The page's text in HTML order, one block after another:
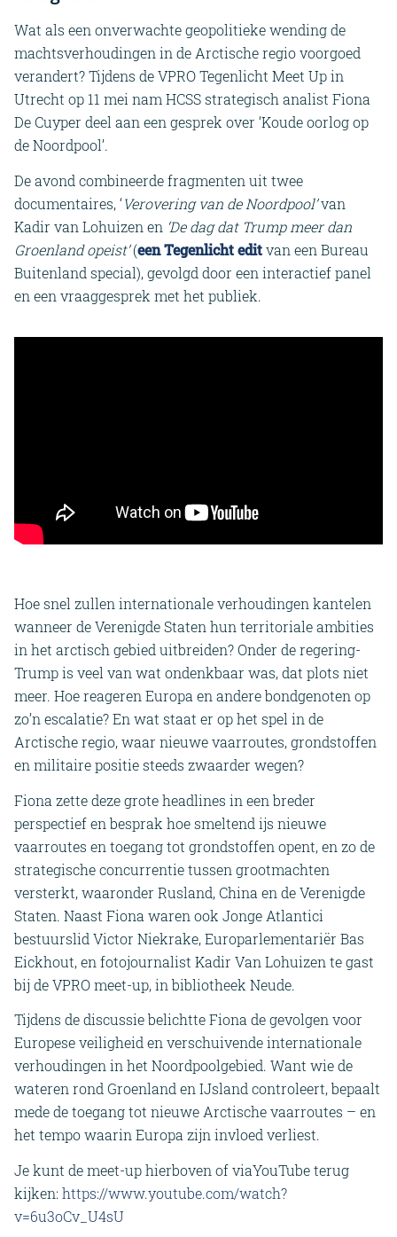
Wat als een onverwachte geopolitieke wending de
machtsverhoudingen in de Arctische regio voorgoed
verandert? Tijdens de VPRO Tegenlicht Meet Up in
Utrecht op 11 mei nam HCSS strategisch analist Fiona
De Cuyper deel aan een gesprek over ‘Koude oorlog op
de Noordpool’.
De avond combineerde fragmenten uit twee
documentaires, ‘Verovering van de Noordpool’van
Kadir van Lohuizen en ‘De dag dat Trump meer dan
Groenland opeist’(een Tegenlicht editvan een Bureau
Buitenland special), gevolgd door een interactief panel
en een vraaggesprek met het publiek.
Hoe snel zullen internationale verhoudingen kantelen
wanneer de Verenigde Staten hun territoriale ambities
in het arctisch gebied uitbreiden? Onder de regering-
Trump is veel van wat ondenkbaar was, dat plots niet
meer. Hoe reageren Europa en andere bondgenoten op
zo’n escalatie? En wat staat er op het spel in de
Arctische regio, waar nieuwe vaarroutes, grondstoffen
en militaire positie steeds zwaarder wegen?
Fiona zette deze grote headlines in een breder
perspectief en besprak hoe smeltend ijs nieuwe
vaarroutes en toegang tot grondstoffen opent, en zo de
strategische concurrentie tussen grootmachten
versterkt, waaronder Rusland, China en de Verenigde
Staten. Naast Fiona waren ook Jonge Atlantici
bestuurslid Victor Niekrake, Europarlementariër Bas
Eickhout, en fotojournalist Kadir Van Lohuizen te gast
bij de VPRO meet-up, in bibliotheek Neude.
Tijdens de discussie belichtte Fiona de gevolgen voor
Europese veiligheid en verschuivende internationale
verhoudingen in het Noordpoolgebied. Want wie de
wateren rond Groenland en IJsland controleert, bepaalt
mede de toegang tot nieuwe Arctische vaarroutes – en
het tempo waarin Europa zijn invloed verliest.
Je kunt de meet-up hierboven of viaYouTube terug
kijken: https://www.youtube.com/watch?
v=6u3oCv_U4sU